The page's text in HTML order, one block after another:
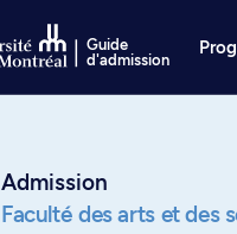
Guide
d'admission
Admission
Faculté des arts et des